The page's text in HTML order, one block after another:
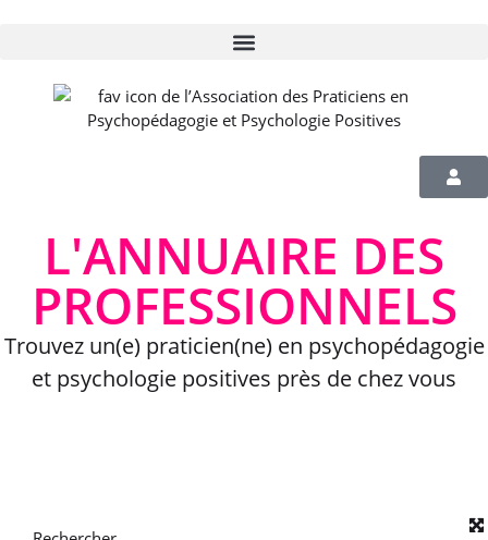
L'ANNUAIRE DES
PROFESSIONNELS
Trouvez un(e) praticien(ne) en psychopédagogie
et psychologie positives près de chez vous